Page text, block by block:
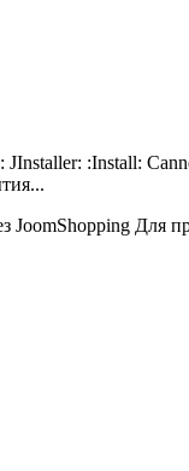
:Install:
JoomShopping Для